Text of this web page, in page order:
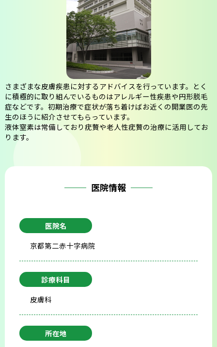
さまざまな皮膚疾患に対するアドバイスを行っています。とく
に積極的に取り組んでいるものはアレルギー性疾患や円形脱毛
症などです。初期治療で症状が落ち着けばお近くの開業医の先
生のほうに紹介させてもらっています。
液体窒素は常備しており疣贅や老人性疣贅の治療に活用してお
ります。
医院情報
医院名
京都第二赤十字病院
診療科目
皮膚科
所在地